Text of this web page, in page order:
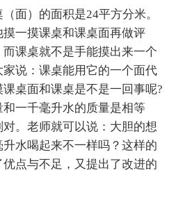
面）的面积是24平方分米。
一摸课桌和课桌面再做评
课桌就不是手能摸出来一个
说：课桌能用它的一个面代
桌面和课桌是不是一回事呢?
一千毫升水的质量是相等
。老师就可以说：大胆的想
水喝起来不一样吗？这样的
点与不足，又提出了改进的